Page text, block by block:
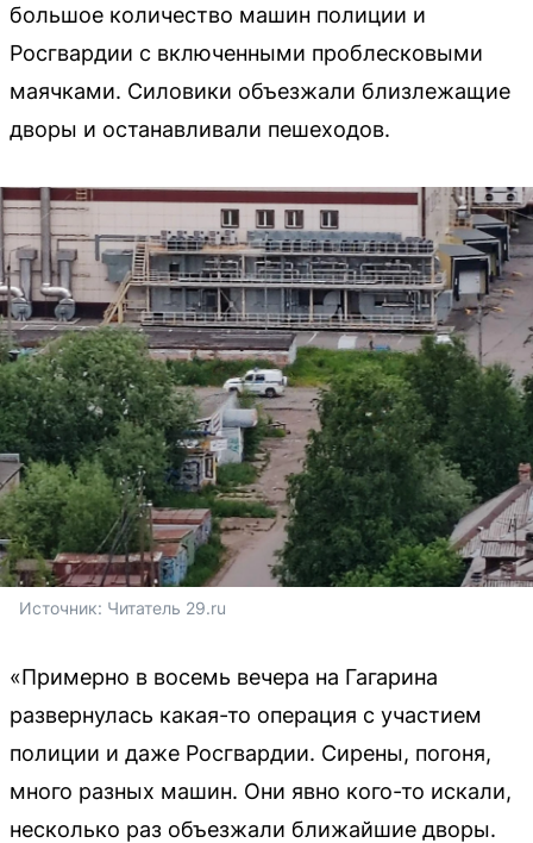
большое количество машин полиции и
Росгвардии с включенными проблесковыми
маячками. Силовики объезжали близлежащие
дворы и останавливали пешеходов.
Источник: Читатель 29.ru
«Примерно в восемь вечера на Гагарина
развернулась какая-то операция с участием
полиции и даже Росгвардии. Сирены, погоня,
много разных машин. Они явно кого-то искали,
несколько раз объезжали ближайшие дворы.